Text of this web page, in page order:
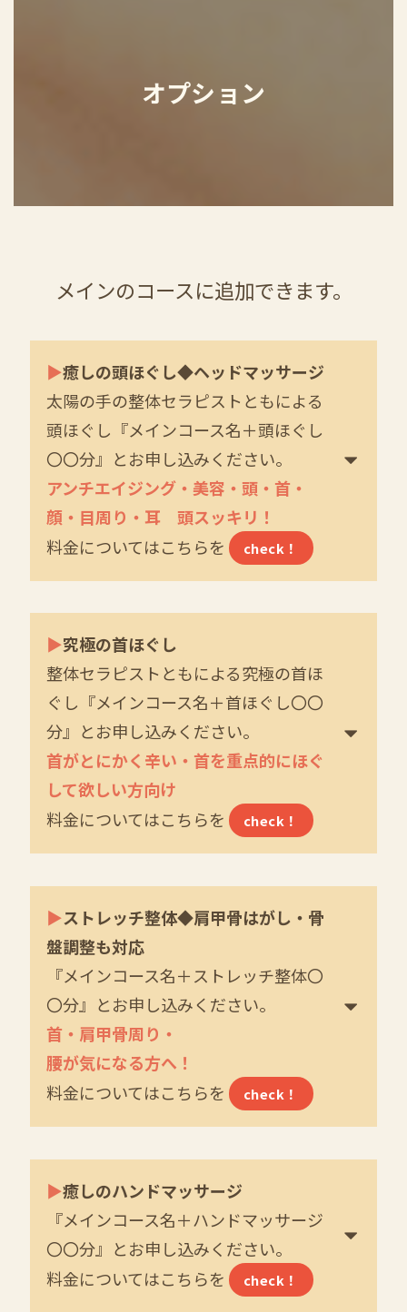
オプション
メインのコースに追加できます。
▶癒しの頭ほぐし◆ヘッドマッサージ
太陽の手の整体セラピストともによる
頭ほぐし 『メインコース名＋頭ほぐし
〇〇分』とお申し込みください。
アンチエイジング・美容・頭・首・
顔・目周り・耳 頭スッキリ！
料金についてはこちらを
check！
▶究極の首ほぐし
整体セラピストともによる究極の首ほ
ぐし『メインコース名＋首ほぐし〇〇
分』とお申し込みください。
首がとにかく辛い・首を重点的にほぐ
して欲しい方向け
料金についてはこちらを
check！
▶ストレッチ整体◆肩甲骨はがし・骨
盤調整も対応
『メインコース名＋ストレッチ整体〇
〇分』とお申し込みください。
首・肩甲骨周り・
腰が気になる方へ！
料金についてはこちらを
check！
▶癒しのハンドマッサージ
『メインコース名＋ハンドマッサージ
〇〇分』とお申し込みください。
料金についてはこちらを
check！